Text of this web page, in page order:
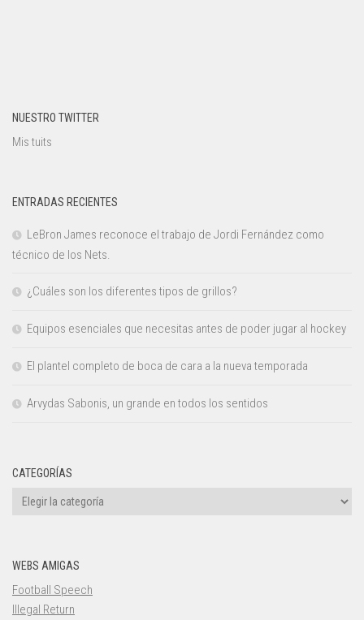
NUESTRO TWITTER
Mis tuits
ENTRADAS RECIENTES
LeBron James reconoce el trabajo de Jordi Fernández como
técnico de los Nets.
¿Cuáles son los diferentes tipos de grillos?
Equipos esenciales que necesitas antes de poder jugar al hockey
El plantel completo de boca de cara a la nueva temporada
Arvydas Sabonis, un grande en todos los sentidos
CATEGORÍAS
Categorías
WEBS AMIGAS
Football Speech
Illegal Return